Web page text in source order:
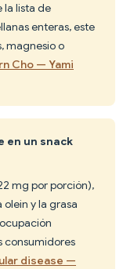
la lista de
enteras, este
magnesio o
Cho — Yami
en un snack
mg por porción),
y la grasa
consumidores
disease —